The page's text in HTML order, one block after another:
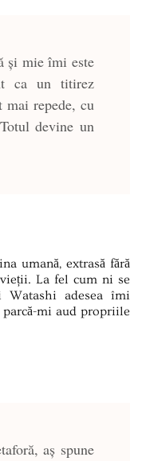
și mie îmi este
ca un titirez
repede, cu
devine un
umană, extrasă fără
La fel cum ni se
Watashi adesea îmi
parcă-mi aud propriile
aș spune